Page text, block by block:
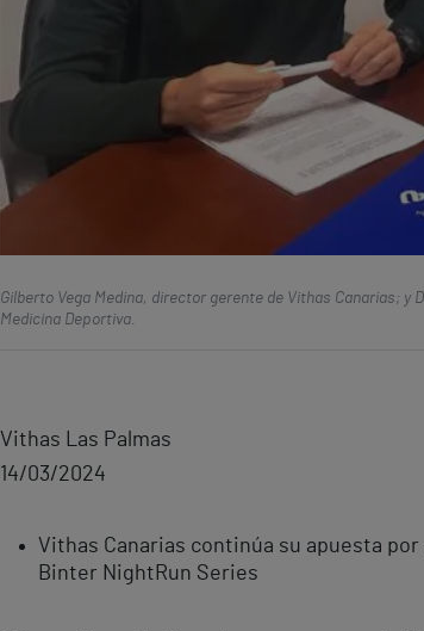
Gilberto Vega Medina, director gerente de Vithas Canarias; y
Medicina Deportiva.
Vithas Las Palmas
14/03/2024
Vithas Canarias continúa su apuesta
Binter NightRun Series